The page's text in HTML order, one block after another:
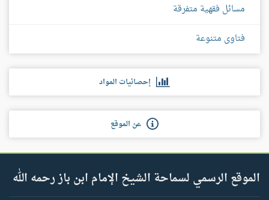
مسائل فقهية متفرقة
فتاوى متنوعة
إحصائيات المواد
عن الموقع
الموقع الرسمي لسماحة الشيخ الإمام ابن باز رحمه الله